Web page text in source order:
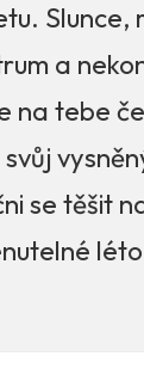
Slunce,
a
na tebe
svůj
se těšit